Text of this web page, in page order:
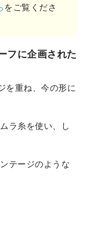
をご覧くださ
フに企画された
を重ね、今の形に
ラ糸を使い、し
テージのような